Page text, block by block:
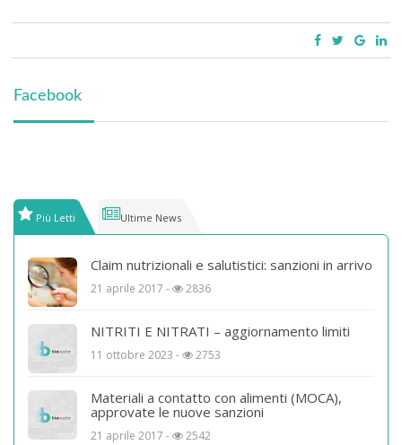
Facebook
Più Letti Ultime News
Claim nutrizionali e salutistici: sanzioni in arrivo
21 aprile 2017 - 2836
NITRITI E NITRATI – aggiornamento limiti
11 ottobre 2023 - 2753
Materiali a contatto con alimenti (MOCA),
approvate le nuove sanzioni
21 aprile 2017 - 2542